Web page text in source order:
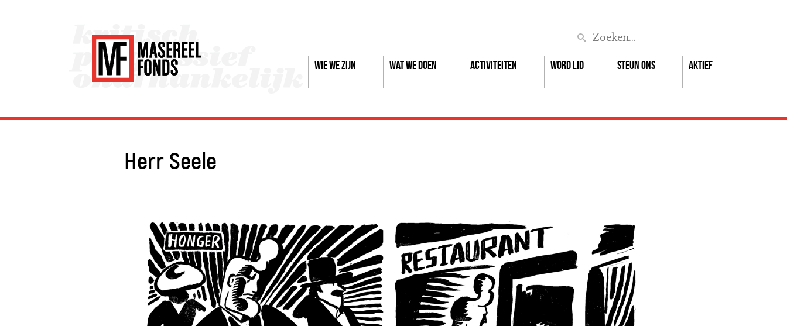
Wie we zijn Wat we doen Activiteiten Word lid Steun ons Aktief
Herr Seele